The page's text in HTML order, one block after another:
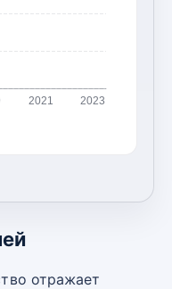
2021 2023
отражает